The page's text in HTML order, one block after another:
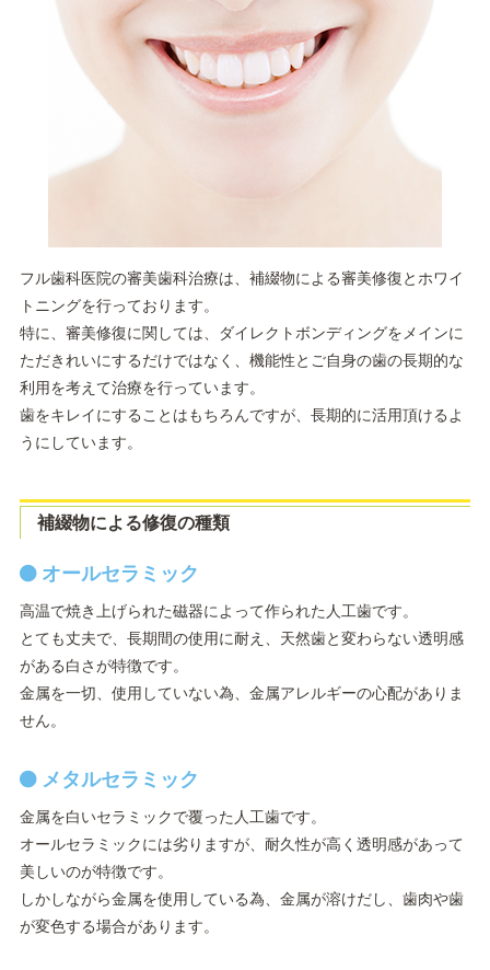
フル歯科医院の審美歯科治療は、補綴物による審美修復とホワイ
トニングを行っております。
特に、審美修復に関しては、ダイレクトボンディングをメインに
ただきれいにするだけではなく、機能性とご自身の歯の長期的な
利用を考えて治療を行っています。
歯をキレイにすることはもちろんですが、長期的に活用頂けるよ
うにしています。
補綴物による修復の種類
オールセラミック
高温で焼き上げられた磁器によって作られた人工歯です。
とても丈夫で、長期間の使用に耐え、天然歯と変わらない透明感
がある白さが特徴です。
金属を一切、使用していない為、金属アレルギーの心配がありま
せん。
メタルセラミック
金属を白いセラミックで覆った人工歯です。
オールセラミックには劣りますが、耐久性が高く透明感があって
美しいのが特徴です。
しかしながら金属を使用している為、金属が溶けだし、歯肉や歯
が変色する場合があります。